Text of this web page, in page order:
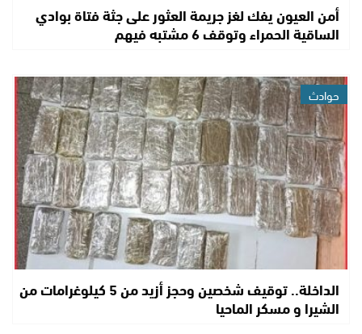
أمن العيون يفك لغز جريمة العثور على جثة فتاة بوادي
الساقية الحمراء وتوقف 6 مشتبه فيهم
حوادث
الداخلة.. توقيف شخصين وحجز أزيد من 5 كيلوغرامات من
الشيرا و مسكر الماحيا